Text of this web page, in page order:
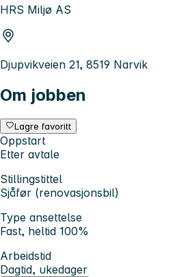
HRS Miljø AS
Djupvikveien 21, 8519 Narvik
Om jobben
Lagre favoritt
Oppstart
Etter avtale
Stillingstittel
Sjåfør (renovasjonsbil)
Type ansettelse
Fast, heltid 100%
Arbeidstid
Dagtid, ukedager